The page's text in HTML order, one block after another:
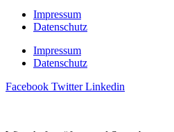
Impressum
Datenschutz
Impressum
Datenschutz
Facebook Twitter Linkedin